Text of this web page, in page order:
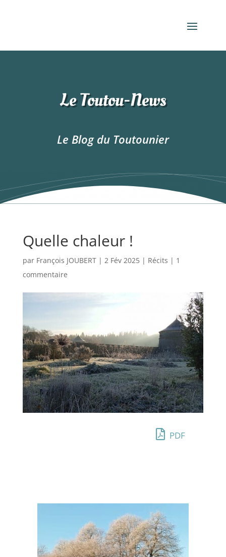
Le Toutou-News
Le Blog du Toutounier
Quelle chaleur !
par François JOUBERT| 2 Fév 2025| Récits | 1
commentaire
PDF